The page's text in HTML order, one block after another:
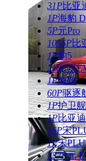
31P比亚
1P海豹
5P元Pro
1055P比
1P豹5
218P汉
1P海鸥
60P驱逐
1P护卫
1P比亚
16P宋
1P宋
137P元